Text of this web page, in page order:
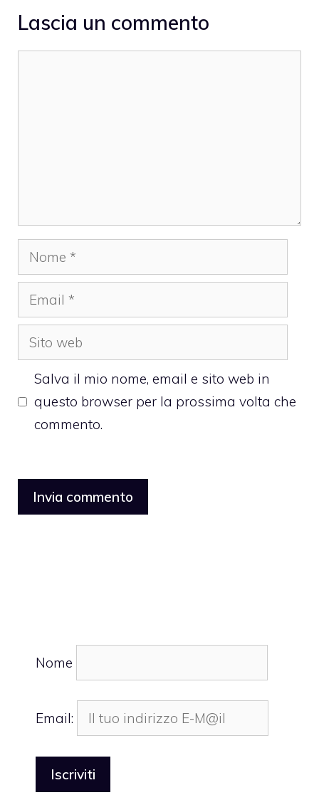
Lascia un commento
Nome
Email
Sito
web
Salva il mio nome, email e sito web in
questo browser per la prossima volta che
commento.
Nome
Email: